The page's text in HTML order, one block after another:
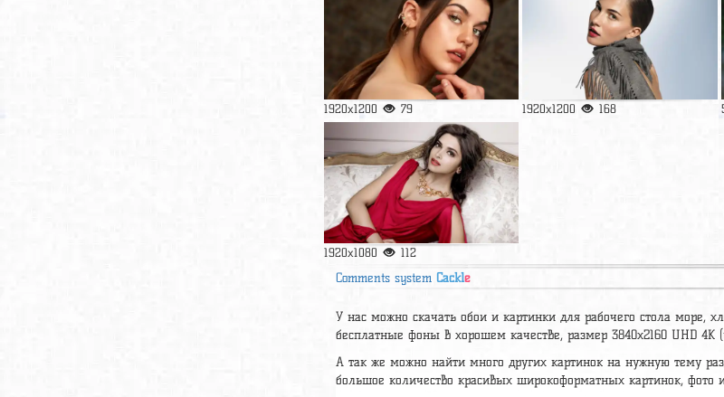
1920x1200 79 1920x1200 168
1920x1080 112
Comments systemCackle
У нас можно скачать обои и картинки для рабочего стола море,
бесплатные фоны в хорошем качестве, размер 3840x2160 UHD 4К
А так же можно найти много других картинок на нужную тему
большое количество красивых широкоформатных картинок, фото